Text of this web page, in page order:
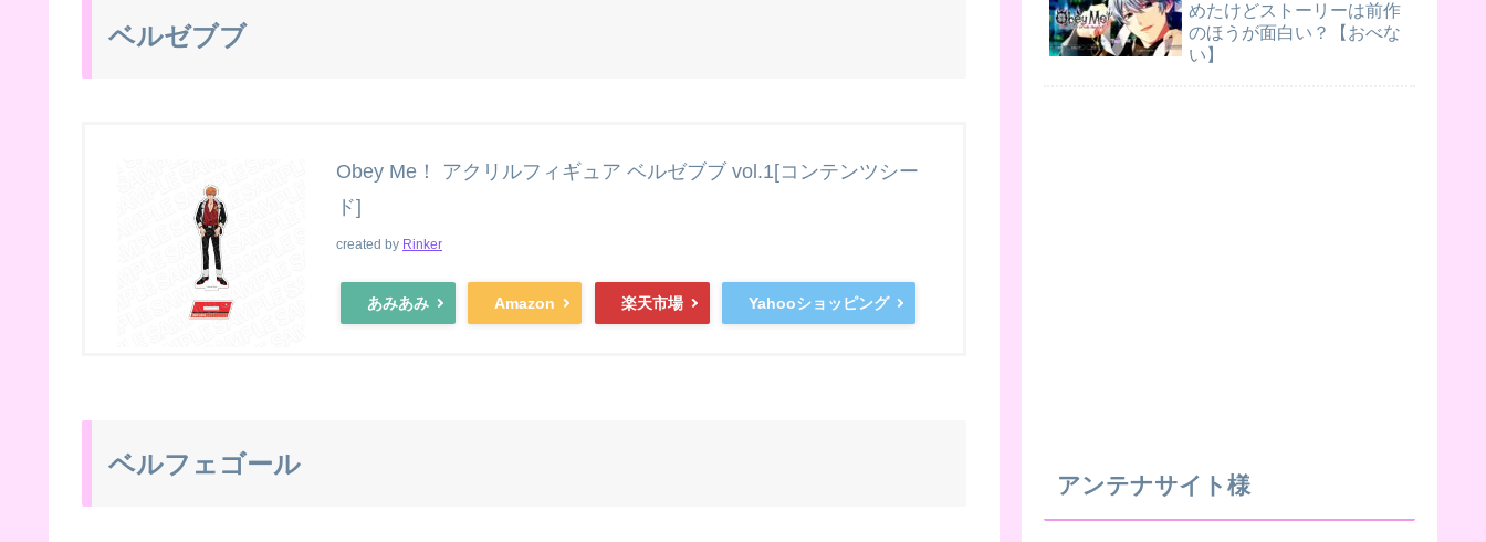
ベルゼブブ
Obey Me！ アクリルフィギュア ベルゼブブ vol.1[コンテンツシー
ド]
created by Rinker
あみあみ Amazon 楽天市場 Yahooショッピング
ベルフェゴール
めたけどストーリーは前作
のほうが面白い？【おべな
い】
アンテナサイト様